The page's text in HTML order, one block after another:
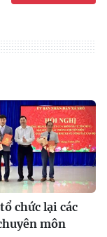
chức lại các
môn